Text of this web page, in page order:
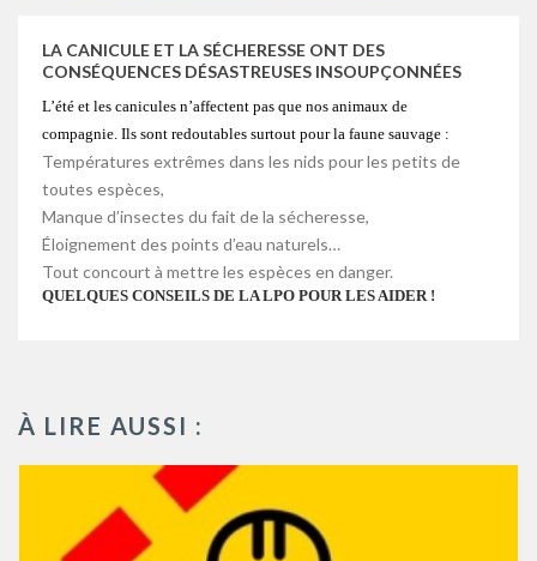
LA CANICULE ET LA SÉCHERESSE ONT DES
CONSÉQUENCES DÉSASTREUSES INSOUPÇONNÉES
L’été et les canicules n’affectent pas que nos animaux de
compagnie. Ils sont redoutables surtout pour la faune sauvage :
Températures extrêmes dans les nids pour les petits de
toutes espèces,
Manque d’insectes du fait de la sécheresse,
Éloignement des points d’eau naturels…
Tout concourt à mettre les espèces en danger.
QUELQUES CONSEILS DE LA LPO POUR LES AIDER !
À LIRE AUSSI :